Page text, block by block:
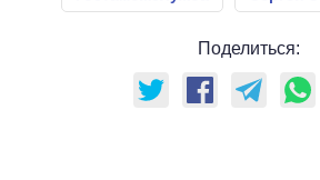
Поделиться: